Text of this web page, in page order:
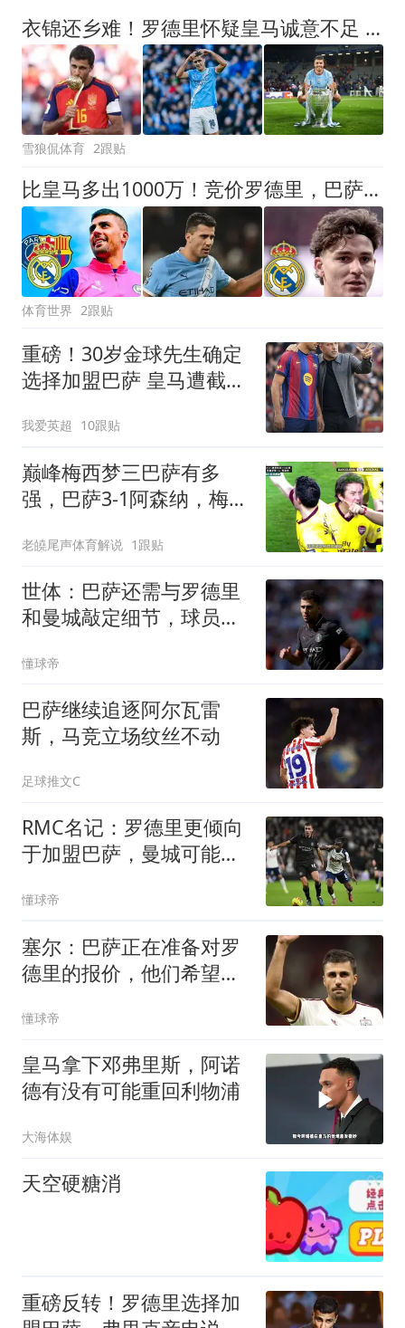
衣锦还乡难！罗德里怀疑皇马诚意不足 巴萨有意但优先考虑小蜘蛛
雪狼侃体育 2跟贴
比皇马多出1000万！竞价罗德里，巴萨未必真需要，而是报复性抬价
体育世界 2跟贴
重磅！30岁金球先生确定
选择加盟巴萨 皇马遭截胡
我爱英超 10跟贴
巅峰梅西梦三巴萨有多
强，巴萨3-1阿森纳，梅西
塔
老皢尾声体育解说 1跟贴
世体：巴萨还需与罗德里
和曼城敲定细节，球员希
懂球帝
巴萨继续追逐阿尔瓦雷
斯，马竞立场纹丝不动
足球推文C
RMC名记：罗德里更倾向
于加盟巴萨，曼城可能要
懂球帝
塞尔：巴萨正在准备对罗
德里的报价，他们希望尽
懂球帝
皇马拿下邓弗里斯，阿诺
德有没有可能重回利物浦
大海体娱
天空硬糖消
重磅反转！罗德里选择加